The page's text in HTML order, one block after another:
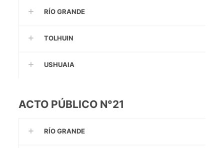
RÍO GRANDE
TOLHUIN
USHUAIA
ACTO PÚBLICO N°21
RÍO GRANDE